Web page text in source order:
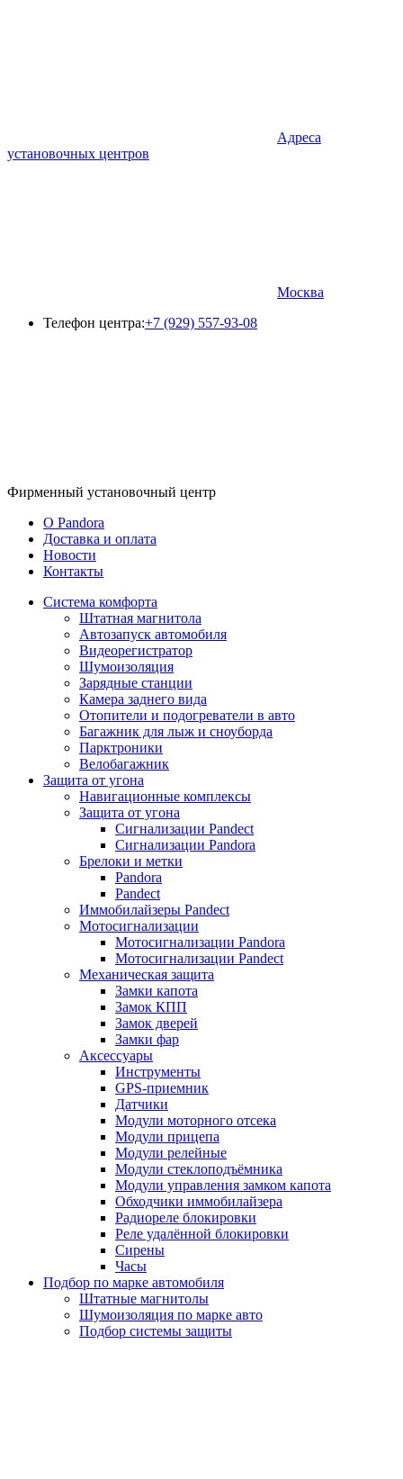
Адреса
установочных центров
Москва
Телефон центра:+7 (929) 557-93-08
Фирменный установочный центр
O Pandora
Доставка и оплата
Новости
Контакты
Система комфорта
Штатная магнитола
Автозапуск автомобиля
Видеорегистратор
Шумоизоляция
Зарядные станции
Камера заднего вида
Отопители и подогреватели в авто
Багажник для лыж и сноуборда
Парктроники
Велобагажник
Защита от угона
Навигационные комплексы
Защита от угона
Сигнализации Pandect
Сигнализации Pandora
Брелоки и метки
Pandora
Pandect
Иммобилайзеры Pandect
Мотосигнализации
Мотосигнализации Pandora
Мотосигнализации Pandect
Механическая защита
Замки капота
Замок КПП
Замок дверей
Замки фар
Аксессуары
Инструменты
GPS-приемник
Датчики
Модули моторного отсека
Модули прицепа
Модули релейные
Модули стеклоподъёмника
Модули управления замком капота
Обходчики иммобилайзера
Радиореле блокировки
Реле удалённой блокировки
Сирены
Часы
Подбор по марке автомобиля
Штатные магнитолы
Шумоизоляция по марке авто
Подбор системы защиты